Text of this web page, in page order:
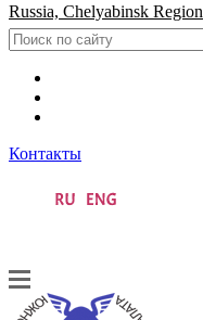
Russia, Chelyabinsk Region
Контакты